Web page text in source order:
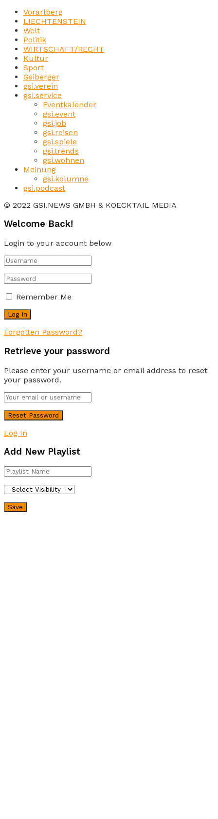
Vorarlberg
LIECHTENSTEIN
Welt
Politik
WIRTSCHAFT/RECHT
Kultur
Sport
Gsiberger
gsi.verein
gsi.service
Eventkalender
gsi.event
gsi.job
gsi.reisen
gsi.spiele
gsi.trends
gsi.wohnen
Meinung
gsi.kolumne
gsi.podcast
© 2022 GSI.NEWS GMBH & KOECKTAIL MEDIA
Welcome Back!
Login to your account below
Remember Me
Forgotten Password?
Retrieve your password
Please enter your username or email address to reset
your password.
Log In
Add New Playlist